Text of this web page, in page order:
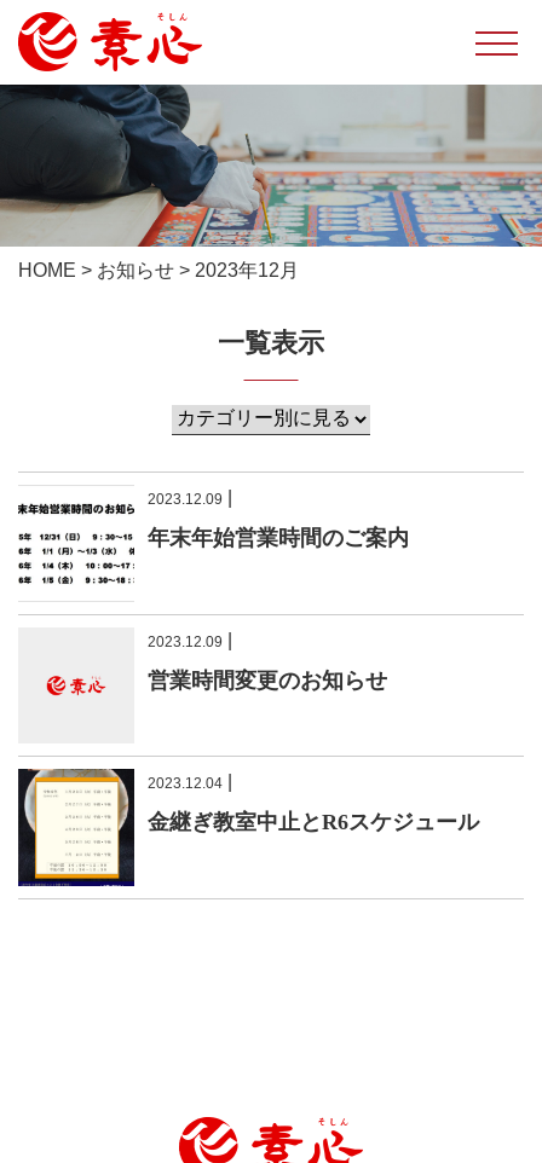
HOME > お知らせ > 2023年12月
一覧表示
2023.12.09
年末年始営業時間のご案内
2023.12.09
営業時間変更のお知らせ
2023.12.04
金継ぎ教室中止とR6スケジュール